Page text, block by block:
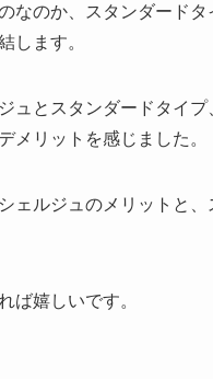
なのか、スタンダード
します。
ュとスタンダードタイ
メリットを感じました。
ェルジュのメリットと
ば嬉しいです。